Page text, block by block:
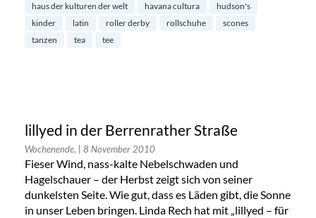
haus der kulturen der welt
havana cultura
hudson's
kinder
latin roller derby rollschuhe
scones
tanzen
tea tee
lillyed in der Berrenrather Straße
Wochenende, | 8 November 2010
Fieser Wind, nass-kalte Nebelschwaden und
Hagelschauer – der Herbst zeigt sich von seiner
dunkelsten Seite. Wie gut, dass es Läden gibt, die Sonne
in unser Leben bringen. Linda Rech hat mit „lillyed – für